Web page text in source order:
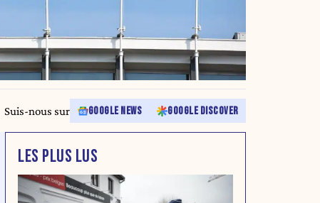
Suis-nous sur GOOGLE NEWS GOOGLE DISCOVER
LES PLUS LUS